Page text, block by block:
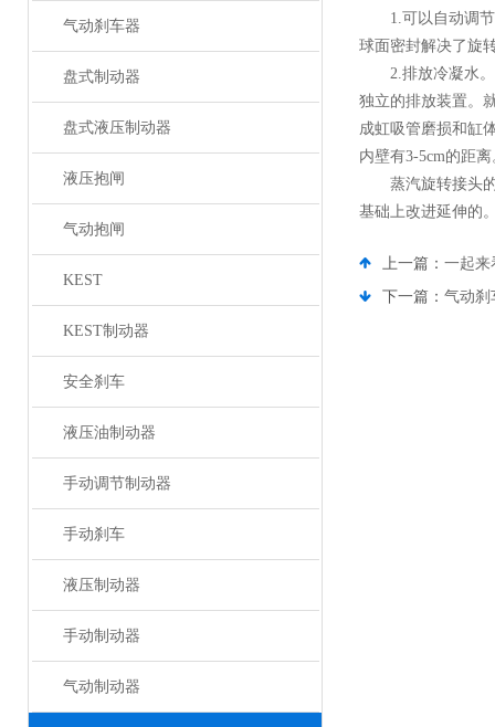
气动刹车器
盘式制动器
盘式液压制动器
液压抱闸
气动抱闸
KEST
KEST制动器
安全刹车
液压油制动器
手动调节制动器
手动刹车
液压制动器
手动制动器
气动制动器
1.可以自动调节
球面密封解决了旋
2.排放冷凝水。
独立的排放装置。
成虹吸管磨损和缸
内壁有3-5cm的距离
蒸汽旋转接头的
基础上改进延伸的
上一篇： 一起来
下一篇： 气动刹